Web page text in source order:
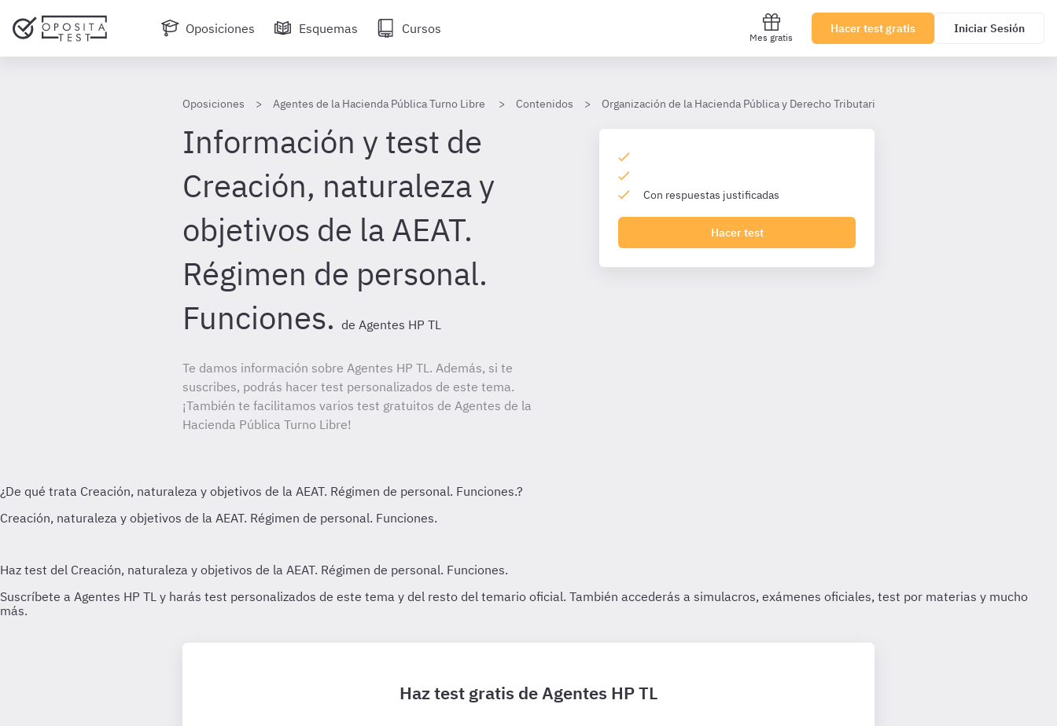
Oposiciones Esquemas Cursos
Mes gratis
Hacer test gratis Iniciar Sesión
Oposiciones Agentes de la Hacienda Pública Turno Libre Contenidos Organización de la Hacienda Pública y Derecho Tributario AHP (TL)
Información y test de
Creación, naturaleza y
objetivos de la AEAT.
Régimen de personal.
Funciones. de Agentes HP TL
Te damos información sobre Agentes HP TL. Además, si te
suscribes, podrás hacer test personalizados de este tema.
¡También te facilitamos varios test gratuitos de Agentes de la
Hacienda Pública Turno Libre!
Con respuestas justificadas
Hacer test
Haz test gratis de Agentes HP TL